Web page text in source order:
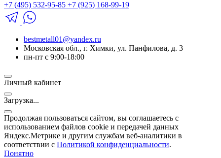
+7 (495) 532-95-85 +7 (925) 168-99-19
bestmetall01@yandex.ru
Московская обл., г. Химки, ул. Панфилова, д. 3
пн-пт с 9:00-18:00
Личный кабинет
Загрузка...
Продолжая пользоваться сайтом, вы соглашаетесь с
использованием файлов cookie и передачей данных
Яндекс.Метрике и другим службам веб-аналитики в
соответствии с Политикой конфиденциальности.
Понятно